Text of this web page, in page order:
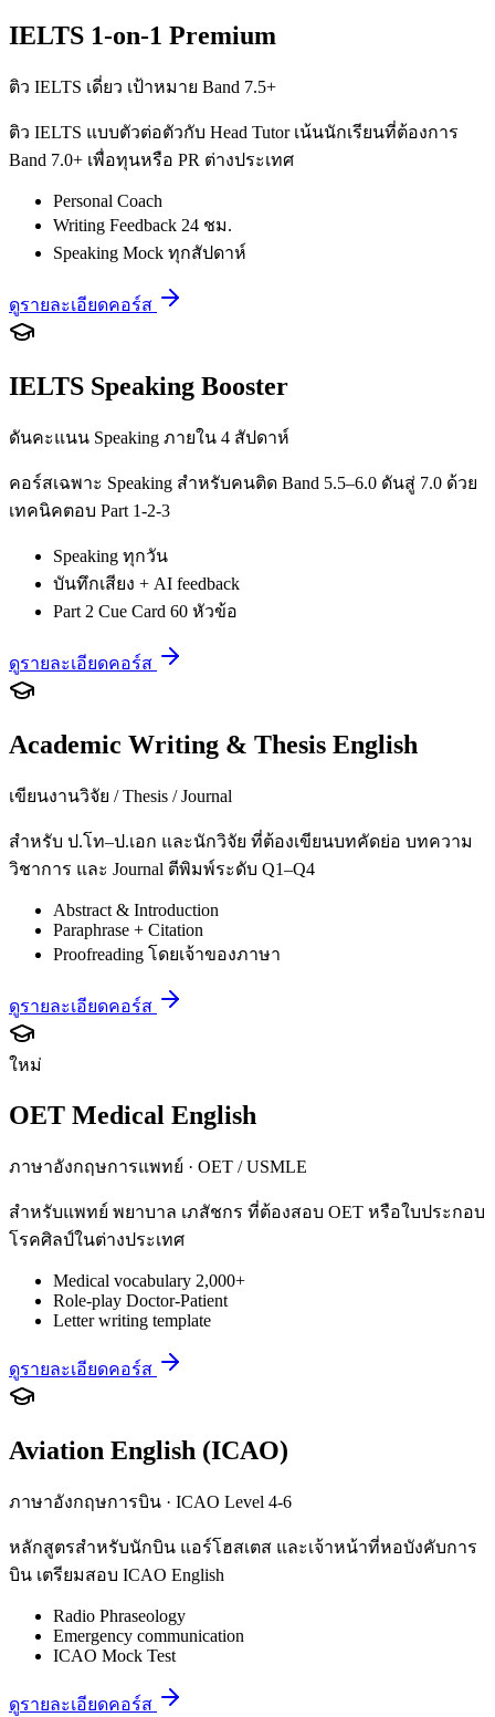
IELTS 1-on-1 Premium
ติว IELTS เดี่ยว เป้าหมาย Band 7.5+
ติว IELTS แบบตัวต่อตัวกับ Head Tutor เน้นนักเรียนที่ต้องการ
Band 7.0+ เพื่อทุนหรือ PR ต่างประเทศ
Personal Coach
Writing Feedback 24 ชม.
Speaking Mock ทุกสัปดาห์
ดูรายละเอียดคอร์ส
IELTS Speaking Booster
ดันคะแนน Speaking ภายใน 4 สัปดาห์
คอร์สเฉพาะ Speaking สำหรับคนติด Band 5.5–6.0 ดันสู่ 7.0 ด้วย
เทคนิคตอบ Part 1-2-3
Speaking ทุกวัน
บันทึกเสียง + AI feedback
Part 2 Cue Card 60 หัวข้อ
ดูรายละเอียดคอร์ส
Academic Writing & Thesis English
เขียนงานวิจัย / Thesis / Journal
สำหรับ ป.โท–ป.เอก และนักวิจัย ที่ต้องเขียนบทคัดย่อ บทความ
วิชาการ และ Journal ตีพิมพ์ระดับ Q1–Q4
Abstract & Introduction
Paraphrase + Citation
Proofreading โดยเจ้าของภาษา
ดูรายละเอียดคอร์ส
ใหม่
OET Medical English
ภาษาอังกฤษการแพทย์ · OET / USMLE
สำหรับแพทย์ พยาบาล เภสัชกร ที่ต้องสอบ OET หรือใบประกอบ
โรคศิลป์ในต่างประเทศ
Medical vocabulary 2,000+
Role-play Doctor-Patient
Letter writing template
ดูรายละเอียดคอร์ส
Aviation English (ICAO)
ภาษาอังกฤษการบิน · ICAO Level 4-6
หลักสูตรสำหรับนักบิน แอร์โฮสเตส และเจ้าหน้าที่หอบังคับการ
บิน เตรียมสอบ ICAO English
Radio Phraseology
Emergency communication
ICAO Mock Test
ดูรายละเอียดคอร์ส